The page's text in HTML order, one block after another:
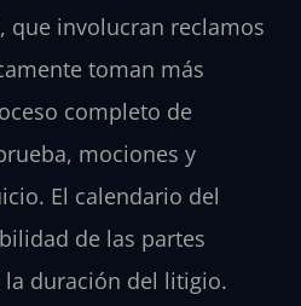
que involucran reclamos
toman más
completo de
mociones y
El calendario del
de las partes
duración del litigio.